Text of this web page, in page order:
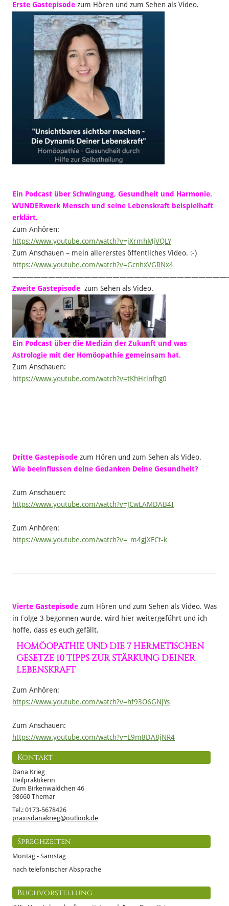
Erste Gastepisode zum Hören und zum Sehen als Video.
Ein Podcast über Schwingung, Gesundheit und Harmonie.
WUNDERwerk Mensch und seine Lebenskraft beispielhaft
erklärt.
Zum Anhören:
https://www.youtube.com/watch?v=jXrmhMjVQLY
Zum Anschauen – mein allererstes öffentliches Video. :-)
https://www.youtube.com/watch?v=GcnhxVGRNx4
Zweite Gastepisode zum Sehen als Video.
Ein Podcast über die Medizin der Zukunft und was
Astrologie mit der Homöopathie gemeinsam hat.
Zum Anschauen:
https://www.youtube.com/watch?v=tKhHrlnfhg0
Dritte Gastepisode zum Hören und zum Sehen als Video.
Wie beeinflussen deine Gedanken Deine Gesundheit?
Zum Anschauen:
https://www.youtube.com/watch?v=JCwLAMDAB4I
Zum Anhören:
https://www.youtube.com/watch?v=_m4gjXECt-k
Vierte Gastepisode zum Hören und zum Sehen als Video. Was
in Folge 3 begonnen wurde, wird hier weitergeführt und ich
hoffe, dass es euch gefällt.
HOMÖOPATHIE UND DIE 7 HERMETISCHEN
GESETZE 10 TIPPS ZUR STÄRKUNG DEINER
LEBENSKRAFT
Zum Anhören:
https://www.youtube.com/watch?v=hf93O6GNjYs
Zum Anschauen:
https://www.youtube.com/watch?v=E9m8DA8jNR4
Kontakt
Dana Krieg
Heilpraktikerin
Zum Birkenwäldchen 46
98660 Themar
Tel.: 0173-5678426
praxisdanakrieg@outlook.de
Sprechzeiten
Montag - Samstag
nach telefonischer Absprache
Buchvorstellung